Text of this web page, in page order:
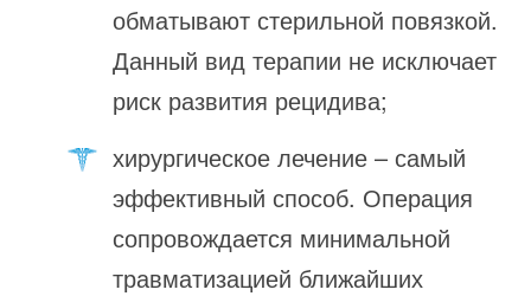
обматывают стерильной повязкой.
Данный вид терапии не исключает
риск развития рецидива;
хирургическое лечение – самый
эффективный способ. Операция
сопровождается минимальной
травматизацией ближайших